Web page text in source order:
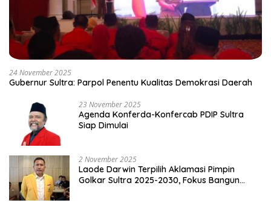
24 November 2025
Gubernur Sultra: Parpol Penentu Kualitas Demokrasi Daerah
23 November 2025
Agenda Konferda-Konfercab PDIP Sultra
Siap Dimulai
2 November 2025
Laode Darwin Terpilih Aklamasi Pimpin
Golkar Sultra 2025-2030, Fokus Bangun